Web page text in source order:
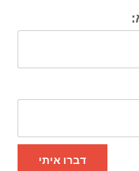
דברו איתי